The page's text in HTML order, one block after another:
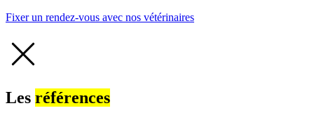
Fixer un rendez-vous avec nos vétérinaires
Les références